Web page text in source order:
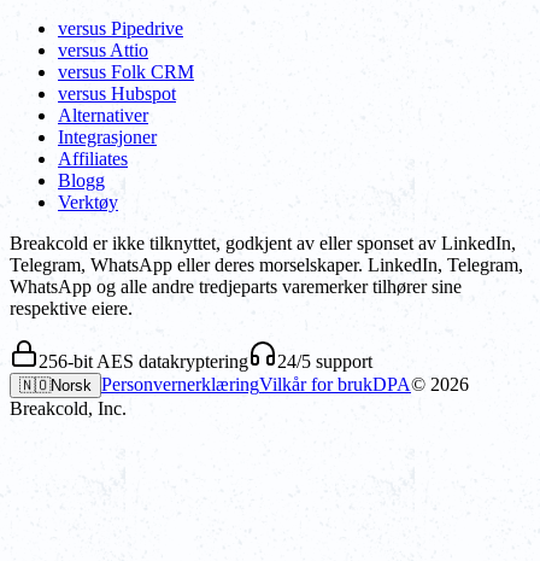
versus Pipedrive
versus Attio
versus Folk CRM
versus Hubspot
Alternativer
Integrasjoner
Affiliates
Blogg
Verktøy
Breakcold er ikke tilknyttet, godkjent av eller sponset av LinkedIn,
Telegram, WhatsApp eller deres morselskaper. LinkedIn, Telegram,
WhatsApp og alle andre tredjeparts varemerker tilhører sine
respektive eiere.
256-bit AES datakryptering 24/5 support
🇳🇴Norsk PersonvernerklæringVilkår for brukDPA© 2026
Breakcold, Inc.